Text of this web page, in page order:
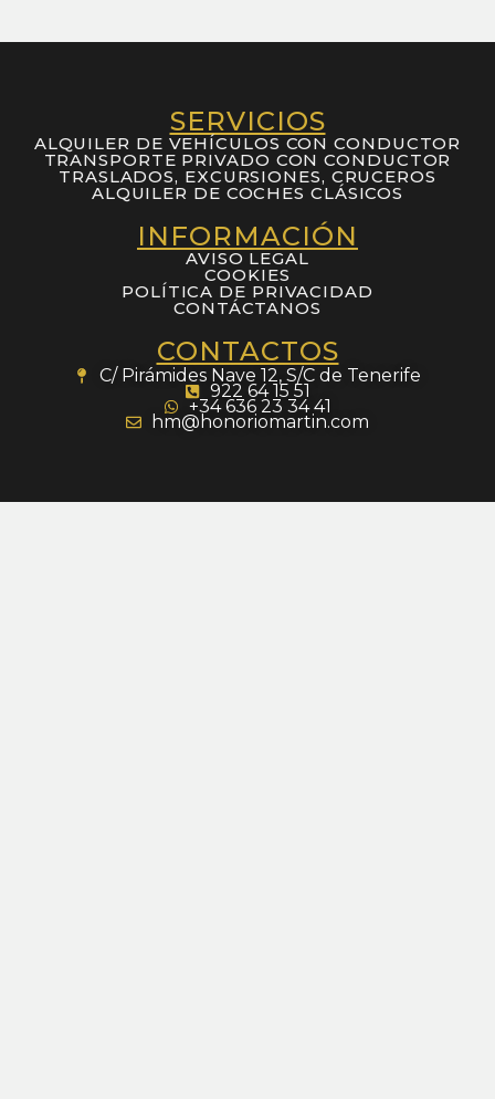
SERVICIOS
ALQUILER DE VEHÍCULOS CON CONDUCTOR
TRANSPORTE PRIVADO CON CONDUCTOR
TRASLADOS, EXCURSIONES, CRUCEROS
ALQUILER DE COCHES CLÁSICOS
INFORMACIÓN
AVISO LEGAL
COOKIES
POLÍTICA DE PRIVACIDAD
CONTÁCTANOS
CONTACTOS
C/ Pirámides Nave 12, S/C de Tenerife
922 64 15 51
+34 636 23 34 41
hm@honoriomartin.com